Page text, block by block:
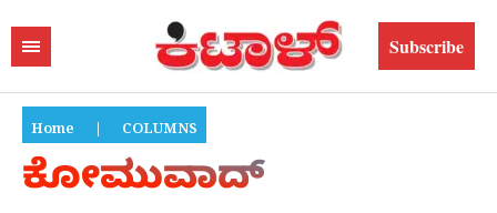
Subscribe
Home | COLUMNS
ಕೋಮುವಾದ್